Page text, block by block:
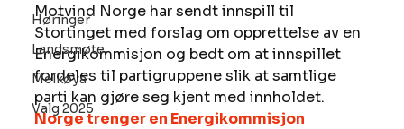
Høringer
Landsmøte
Melkøya
Valg 2025
Motvind Norge har sendt innspill til
Stortinget med forslag om opprettelse av en
Energikommisjon og bedt om at innspillet
fordeles til partigruppene slik at samtlige
parti kan gjøre seg kjent med innholdet.
Norge trenger en Energikommisjon